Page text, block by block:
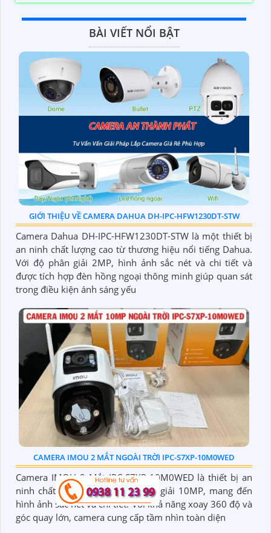
BÀI VIẾT NỔI BẬT
GIỚI THIỆU VỀ CAMERA DAHUA DH-IPC-HFW1230DT-STW
Camera Dahua DH-IPC-HFW1230DT-STW là một thiết bị
an ninh chất lượng cao từ thương hiệu nổi tiếng Dahua.
Với độ phân giải 2MP, hình ảnh sắc nét và chi tiết và
được tích hợp đèn hồng ngoại thông minh giúp quan sát
trong điều kiện ánh sáng yếu
CAMERA IMOU 2 MẮT NGOÀI TRỜI IPC-S7XP-10M0WED
Camera IMOU 2 Mắt IPC-S7XP-10M0WED là thiết bị an
ninh chất lượng cao với độ phân giải 10MP, mang đến
hình ảnh sắc nét và chi tiết. Với khả năng xoay 360 độ và
góc quay lớn, camera cung cấp tầm nhìn toàn diện